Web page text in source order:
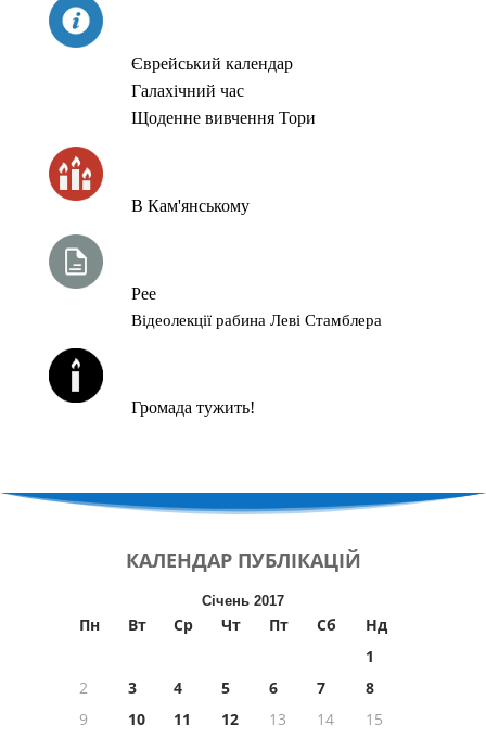
Єврейський календар
Галахічний час
Щоденне вивчення Тори
В Кам'янському
Рее
Відеолекції рабина Леві Стамблера
Громада тужить!
КАЛЕНДАР ПУБЛІКАЦІЙ
Січень 2017
Пн Вт Ср Чт Пт Сб
Нд
1
2
3 4 5 6 7
8
9
10 11 12 13 14
15